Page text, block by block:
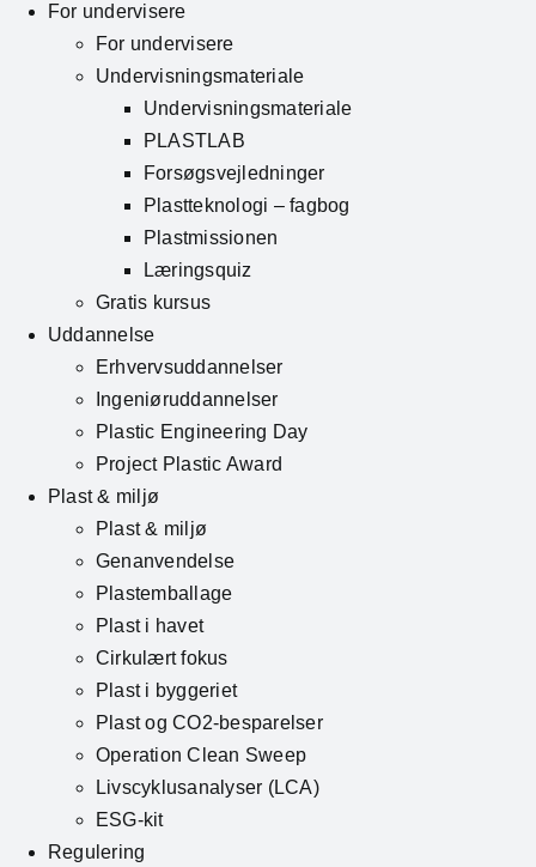
For undervisere
For undervisere
Undervisningsmateriale
Undervisningsmateriale
PLASTLAB
Forsøgsvejledninger
Plastteknologi – fagbog
Plastmissionen
Læringsquiz
Gratis kursus
Uddannelse
Erhvervsuddannelser
Ingeniøruddannelser
Plastic Engineering Day
Project Plastic Award
Plast & miljø
Plast & miljø
Genanvendelse
Plastemballage
Plast i havet
Cirkulært fokus
Plast i byggeriet
Plast og CO2-besparelser
Operation Clean Sweep
Livscyklusanalyser (LCA)
ESG-kit
Regulering